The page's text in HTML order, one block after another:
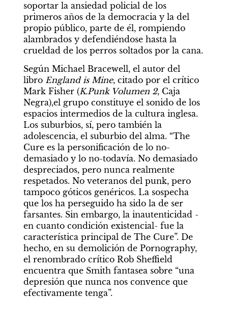
soportar la ansiedad policial de los
primeros años de la democracia y la del
propio público, parte de él, rompiendo
alambrados y defendiéndose hasta la
crueldad de los perros soltados por la cana.
Según Michael Bracewell, el autor del
libro England is Mine, citado por el crítico
Mark Fisher (K.Punk Volumen 2, Caja
Negra),el grupo constituye el sonido de los
espacios intermedios de la cultura inglesa.
Los suburbios, sí, pero también la
adolescencia, el suburbio del alma. “The
Cure es la personificación de lo no-
demasiado y lo no-todavía. No demasiado
despreciados, pero nunca realmente
respetados. No veteranos del punk, pero
tampoco góticos genéricos. La sospecha
que los ha perseguido ha sido la de ser
farsantes. Sin embargo, la inautenticidad -
en cuanto condición existencial- fue la
característica principal de The Cure”. De
hecho, en su demolición de Pornography,
el renombrado crítico Rob Sheffield
encuentra que Smith fantasea sobre “una
depresión que nunca nos convence que
efectivamente tenga”.